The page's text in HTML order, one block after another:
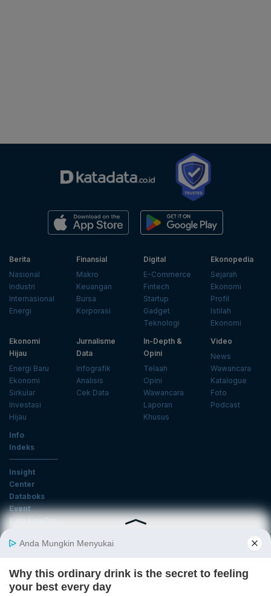
Berita
Nasional
Industri
Internasional
Energi
Finansial
Makro
Keuangan
Bursa
Korporasi
Digital
E-Commerce
Fintech
Startup
Gadget
Teknologi
Ekonopedia
Sejarah
Ekonomi
Profil
Istilah
Ekonomi
Ekonomi
Hijau
Energi Baru
Ekonomi
Sirkular
Investasi
Hijau
Jurnalisme
Data
Infografik
Analisis
Cek Data
In-Depth &
Opini
Telaah
Opini
Wawancara
Laporan
Khusus
Video
News
Wawancara
Katalogue
Foto
Podcast
Info
Indeks
Insight
Center
Databoks
Event
KatadataOto
Email
Daftar